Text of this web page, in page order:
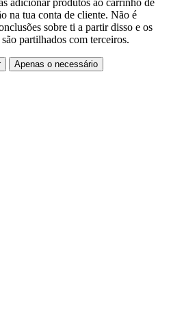
adicionar produtos ao carrinho de
na tua conta de cliente. Não é
sobre ti a partir disso e os
partilhados com terceiros.
Apenas o necessário